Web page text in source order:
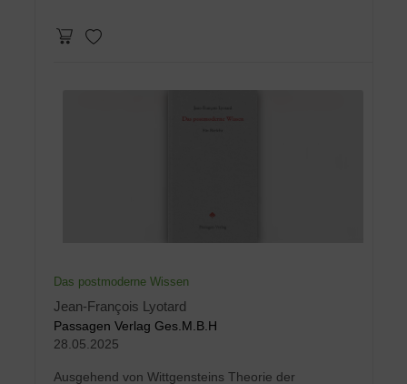
Das postmoderne Wissen
Jean-François Lyotard
Passagen Verlag Ges.M.B.H
28.05.2025
Ausgehend von Wittgensteins Theorie der